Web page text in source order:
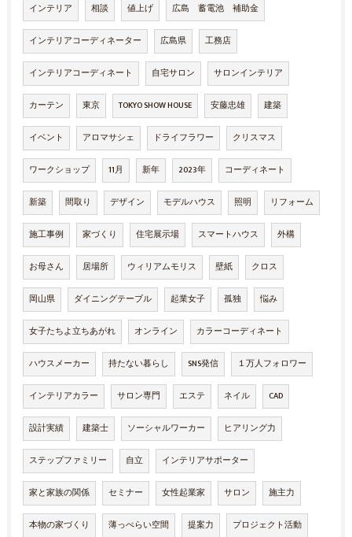
インテリア 相談 値上げ 広島 蓄電池 補助金
インテリアコーディネーター 広島県 工務店
インテリアコーディネート 自宅サロン サロンインテリア
カーテン 東京 TOKYO SHOW HOUSE 安藤忠雄 建築
イベント アロマサシェ ドライフラワー クリスマス
ワークショップ 11月 新年 2023年 コーディネート
新築 間取り デザイン モデルハウス 照明 リフォーム
施工事例 家づくり 住宅展示場 スマートハウス 外構
お母さん 居場所 ウィリアムモリス 壁紙 クロス
岡山県 ダイニングテーブル 起業女子 孤独 悩み
女子たちよ立ちあがれ オンライン カラーコーディネート
ハウスメーカー 持たない暮らし SNS発信 １万人フォロワー
インテリアカラー サロン専門 エステ ネイル CAD
設計実績 建築士 ソーシャルワーカー ヒアリング力
ステップファミリー 自立 インテリアサポーター
家と家族の関係 セミナー 女性起業家 サロン 施主力
本物の家づくり 薄っぺらい空間 提案力 プロジェクト活動